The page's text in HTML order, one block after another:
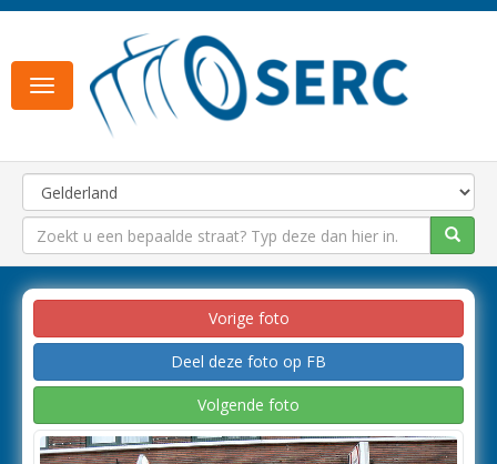
Toggle
navigation
Vorige foto
Deel deze foto op FB
Volgende foto